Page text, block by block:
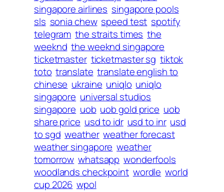
singapore airlines singapore pools
sls sonia chew speed test spotify
telegram the straits times the
weeknd the weeknd singapore
ticketmaster ticketmaster sg tiktok
toto translate translate english to
chinese ukraine uniqlo uniqlo
singapore universal studios
singapore uob uob gold price uob
share price usd to idr usd to inr usd
to sgd weather weather forecast
weather singapore weather
tomorrow whatsapp wonderfools
woodlands checkpoint wordle world
cup 2026 wpol